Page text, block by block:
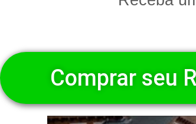
Comprar seu